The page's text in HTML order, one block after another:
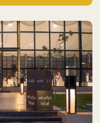
أساسه ذلك العمل.